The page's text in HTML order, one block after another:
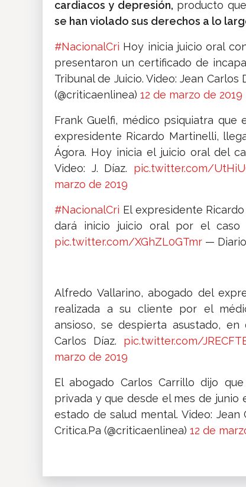
cardiacos y depresión, producto
se han violado sus derechos a lo
#NacionalCri Hoy inicia juicio oral
presentaron un certificado de
Tribunal de Juicio. Video: Jean Carlos
(@criticaenlinea) 12 de marzo de 2019
Frank Guelfi, médico psiquiatra
expresidente Ricardo Martinelli,
Ágora. Hoy inicia el juicio oral del
Video: J. Díaz. pic.twitter.com/
marzo de 2019
#NacionalCri El expresidente
dará inicio juicio oral por el caso
pic.twitter.com/XGhZL0GTmr —
Alfredo Vallarino, abogado del
realizada a su cliente por el
ansioso, se despierta asustado,
Carlos Díaz. pic.twitter.com/
marzo de 2019
El abogado Carlos Carrillo dijo
privada y que desde el mes de
estado de salud mental. Video: Jean
Critica.Pa (@criticaenlinea) 12 de